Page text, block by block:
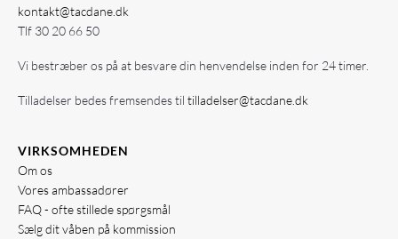
kontakt@tacdane.dk
Tlf 30 20 66 50
Vi bestræber os på at besvare din henvendelse inden for 24 timer.
Tilladelser bedes fremsendes til tilladelser@tacdane.dk
VIRKSOMHEDEN
Om os
Vores ambassadører
FAQ - ofte stillede spørgsmål
Sælg dit våben på kommission